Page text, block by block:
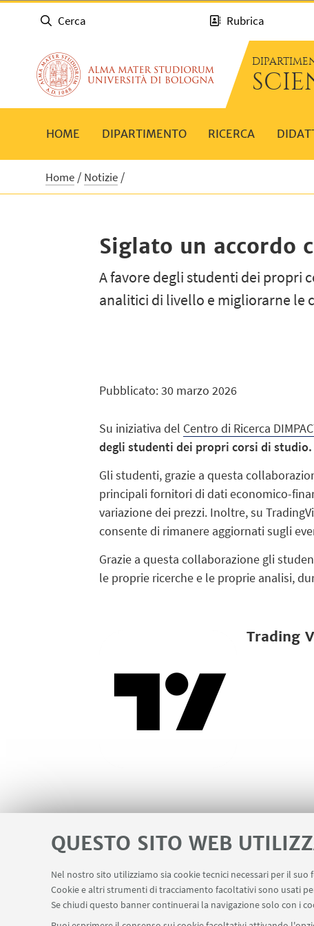
QUESTO SITO WEB
Nel nostro sito utilizziamo sia cookie tecnici necessari per il
Cookie e altri strumenti di tracciamento facoltativi sono usati
Se chiudi questo banner continuerai la navigazione solo con i
Cerca Rubrica
HOME DIPARTIMENTO RICERCA
Home Notizie
Siglato un accordo
A favore degli studenti dei propri
analitici di livello e migliorarne le
Pubblicato: 30 marzo 2026
Su iniziativa del Centro di Ricerca
degli studenti dei propri corsi di studio.
Gli studenti, grazie a questa
principali fornitori di dati economico-
variazione dei prezzi. Inoltre, su
consente di rimanere aggiornati sugli
Grazie a questa collaborazione gli
le proprie ricerche e le proprie analisi,
Trading
LINK UTILI Area riservata Contatti